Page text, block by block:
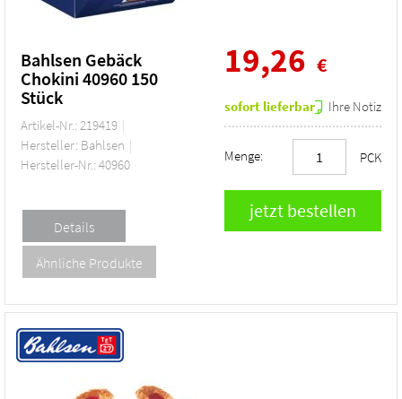
Bahlsen Gebäck
Chokini 40960 150
Stück
Artikel-Nr.: 219419
Hersteller: Bahlsen
Hersteller-Nr.: 40960
19,26 €
sofort lieferbar Ihre Notiz
Menge: PCK